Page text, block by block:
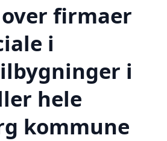
firmaer
i
i
hele
kommune